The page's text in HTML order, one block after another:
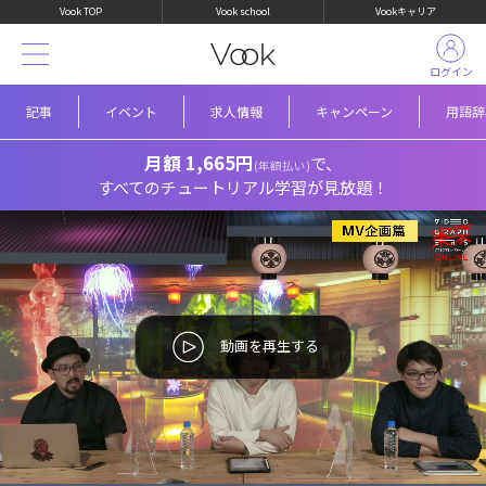
Vook TOP Vook school Vookキャリア
記事 イベント 求人情報 キャンペーン 用語
ログイン
月額 1,665円 (年額払い)で、
すべてのチュートリアル学習が見放題！
動画を再生する